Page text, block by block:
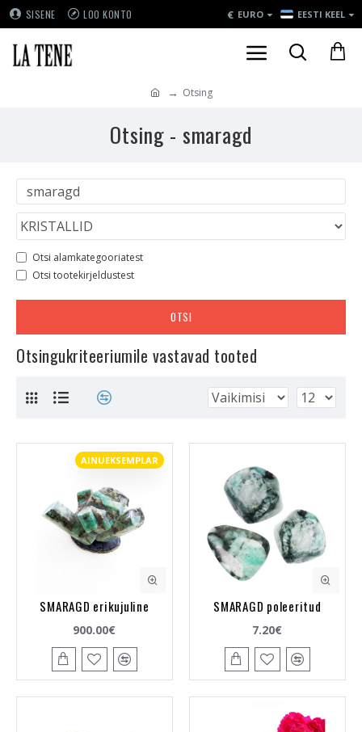
SISENE LOO KONTO € EURO EESTI KEEL
Otsing
Otsing - smaragd
Otsi alamkategooriatest
Otsi tootekirjeldustest
OTSI
Otsingukriteeriumile vastavad tooted
AINUEKSEMPLAR
SMARAGD erikujuline
900.00€
SMARAGD poleeritud
7.20€